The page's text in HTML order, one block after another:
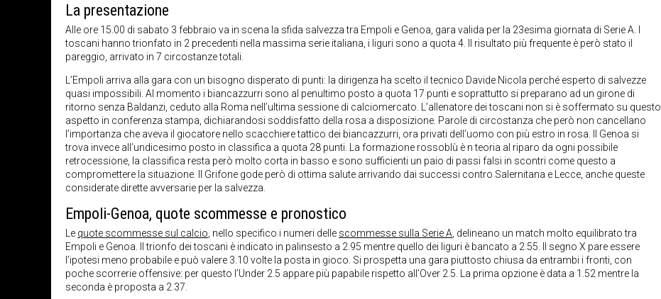
La presentazione
Alle ore 15.00 di sabato 3 febbraio va in scena la sfida salvezza tra Empoli e Genoa, gara valida per la 23esima giornata di Serie A. I
toscani hanno trionfato in 2 precedenti nella massima serie italiana, i liguri sono a quota 4. Il risultato più frequente è però stato il
pareggio, arrivato in 7 circostanze totali.
L’Empoli arriva alla gara con un bisogno disperato di punti: la dirigenza ha scelto il tecnico Davide Nicola perché esperto di salvezze
quasi impossibili. Al momento i biancazzurri sono al penultimo posto a quota 17 punti e soprattutto si preparano ad un girone di
ritorno senza Baldanzi, ceduto alla Roma nell’ultima sessione di calciomercato. L’allenatore dei toscani non si è soffermato su questo
aspetto in conferenza stampa, dichiarandosi soddisfatto della rosa a disposizione. Parole di circostanza che però non cancellano
l’importanza che aveva il giocatore nello scacchiere tattico dei biancazzurri, ora privati dell’uomo con più estro in rosa. Il Genoa si
trova invece all’undicesimo posto in classifica a quota 28 punti. La formazione rossoblù è n teoria al riparo da ogni possibile
retrocessione, la classifica resta però molto corta in basso e sono sufficienti un paio di passi falsi in scontri come questo a
compromettere la situazione. Il Grifone gode però di ottima salute arrivando dai successi contro Salernitana e Lecce, anche queste
considerate dirette avversarie per la salvezza.
Empoli-Genoa, quote scommesse e pronostico
Le quote scommesse sul calcio , nello specifico i numeri delle scommesse sulla Serie A , delineano un match molto equilibrato tra
Empoli e Genoa. Il trionfo dei toscani è indicato in palinsesto a 2.95 mentre quello dei liguri è bancato a 2.55. Il segno X pare essere
l’ipotesi meno probabile e può valere 3.10 volte la posta in gioco. Si prospetta una gara piuttosto chiusa da entrambi i fronti, con
poche scorrerie offensive: per questo l’Under 2.5 appare più papabile rispetto all’Over 2.5. La prima opzione è data a 1.52 mentre la
seconda è proposta a 2.37.